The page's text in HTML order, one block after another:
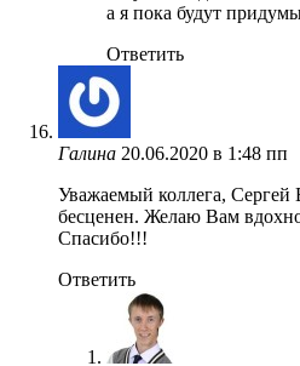
а я пока будут
Ответить
Галина 20.06.2020 в 1:48 пп
Уважаемый коллега,
бесценен. Желаю Вам
Спасибо!!!
Ответить